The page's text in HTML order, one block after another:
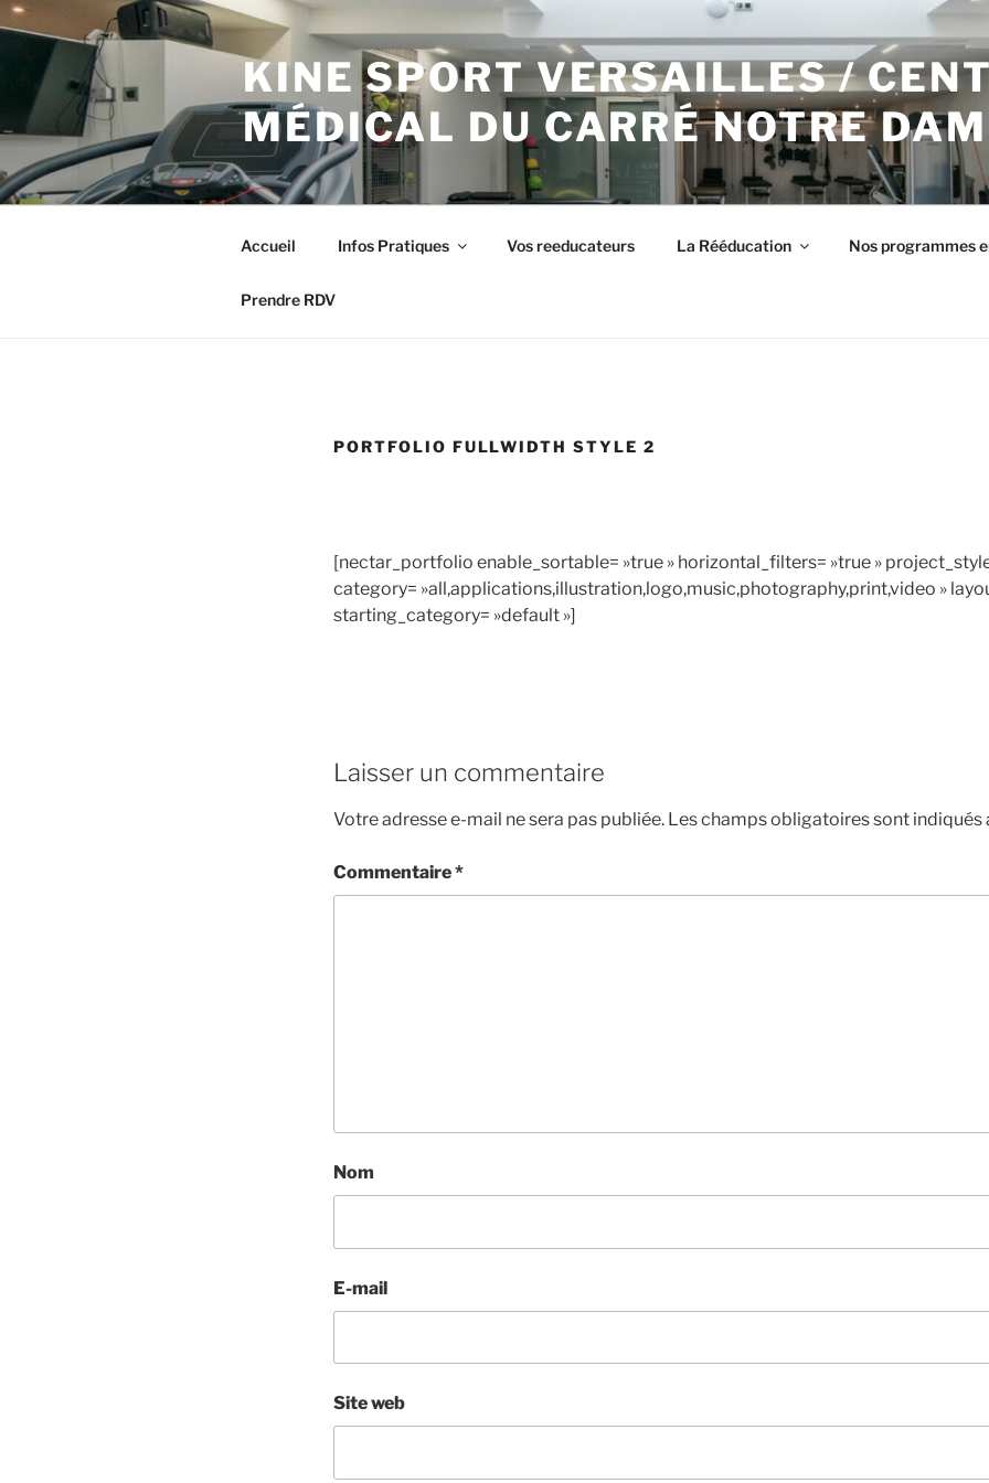
Aller
au
contenu
principal
KINE SPORT VERSAILLES /
MÉDICAL DU CARRÉ NOTRE
Accueil Infos Pratiques Vos reeducateurs La Rééducation Nos programmes
Prendre RDV
PORTFOLIO FULLWIDTH STYLE 2
[nectar_portfolio enable_sortable= »true » horizontal_filters= »true »
category= »all,applications,illustration,logo,music,photography,print,video »
starting_category= »default »]
Laisser un commentaire
Votre adresse e-mail ne sera pas publiée. Les champs obligatoires sont indiqués
Commentaire*
Nom
E-mail
Site web